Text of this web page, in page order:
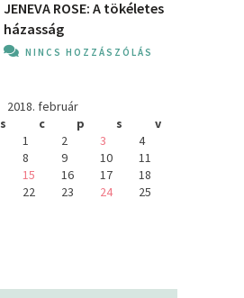
JENEVA ROSE: A ​tökéletes
házasság
NINCS HOZZÁSZÓLÁS
2018. február
s c p s
v
1
2 3
4
8 9 10
11
15 16 17
18
22 23 24
25